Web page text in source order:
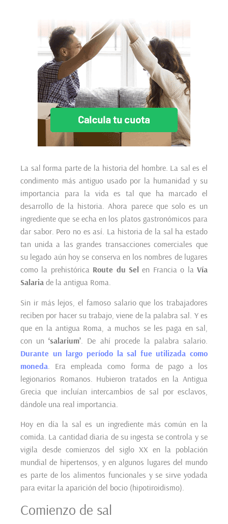
La sal forma parte de la historia del hombre. La sal es el
condimento más antiguo usado por la humanidad y su
importancia para la vida es tal que ha marcado el
desarrollo de la historia. Ahora parece que solo es un
ingrediente que se echa en los platos gastronómicos para
dar sabor. Pero no es así. La historia de la sal ha estado
tan unida a las grandes transacciones comerciales que
su legado aún hoy se conserva en los nombres de lugares
como la prehistórica Route du Sel en Francia o laVía
Salaria de la antigua Roma.
Sin ir más lejos, el famoso salario que los trabajadores
reciben por hacer su trabajo, viene de la palabra sal. Y es
que en la antigua Roma, a muchos se les paga en sal,
con un‘salarium’ . De ahí procede la palabra salario.
Durante un largo período la sal fue utilizada como
moneda . Era empleada como forma de pago a los
legionarios Romanos. Hubieron tratados en la Antigua
Grecia que incluían intercambios de sal por esclavos,
dándole una real importancia.
Hoy en día la sal es un ingrediente más común en la
comida. La cantidad diaria de su ingesta se controla y se
vigila desde comienzos del siglo XX en la población
mundial de hipertensos, y en algunos lugares del mundo
es parte de los alimentos funcionales y se sirve yodada
para evitar la aparición del bocio (hipotiroidismo).
Comienzo de sal